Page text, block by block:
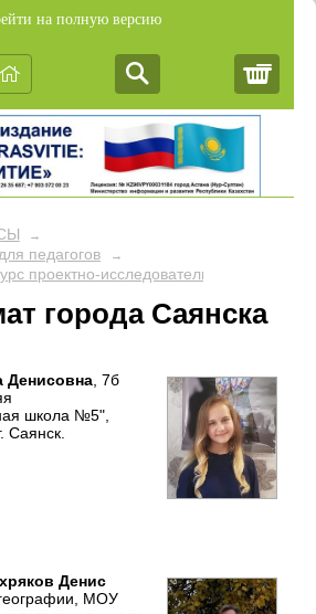
на полную версию
→
педагогов →
проектно-исследовательских работ
города Саянска
Денисовна, 7б
школа №5",
Саянск.
Денис
географии, МОУ